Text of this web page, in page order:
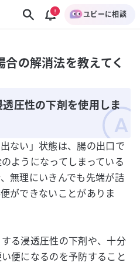
ユビーに相談
の解消法を教えてく
圧性の下剤を使用しま
ない」状態は、腸の出口で
ようになってしまっている
無理にいきんでも先端が詰
ができないことがありま
る浸透圧性の下剤や、十分
便になるのを予防すること